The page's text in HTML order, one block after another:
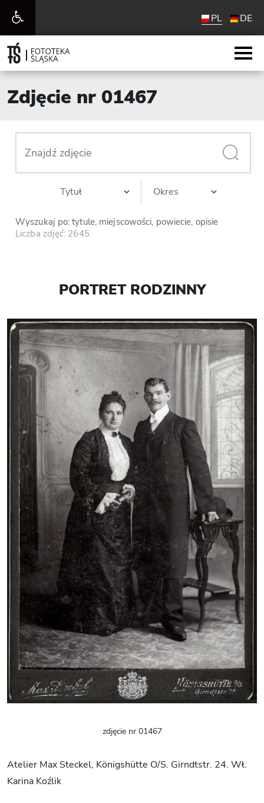
Otwórz
pasek
narzędzi
PL DE
Zdjęcie nr 01467
Wyszukaj po: tytule, miejscowości, powiecie, opisie
Liczba zdjęć: 2645
PORTRET RODZINNY
zdjęcie nr 01467
Atelier Max Steckel, Königshütte O/S. Girndtstr. 24. Wł.
Karina Koźlik